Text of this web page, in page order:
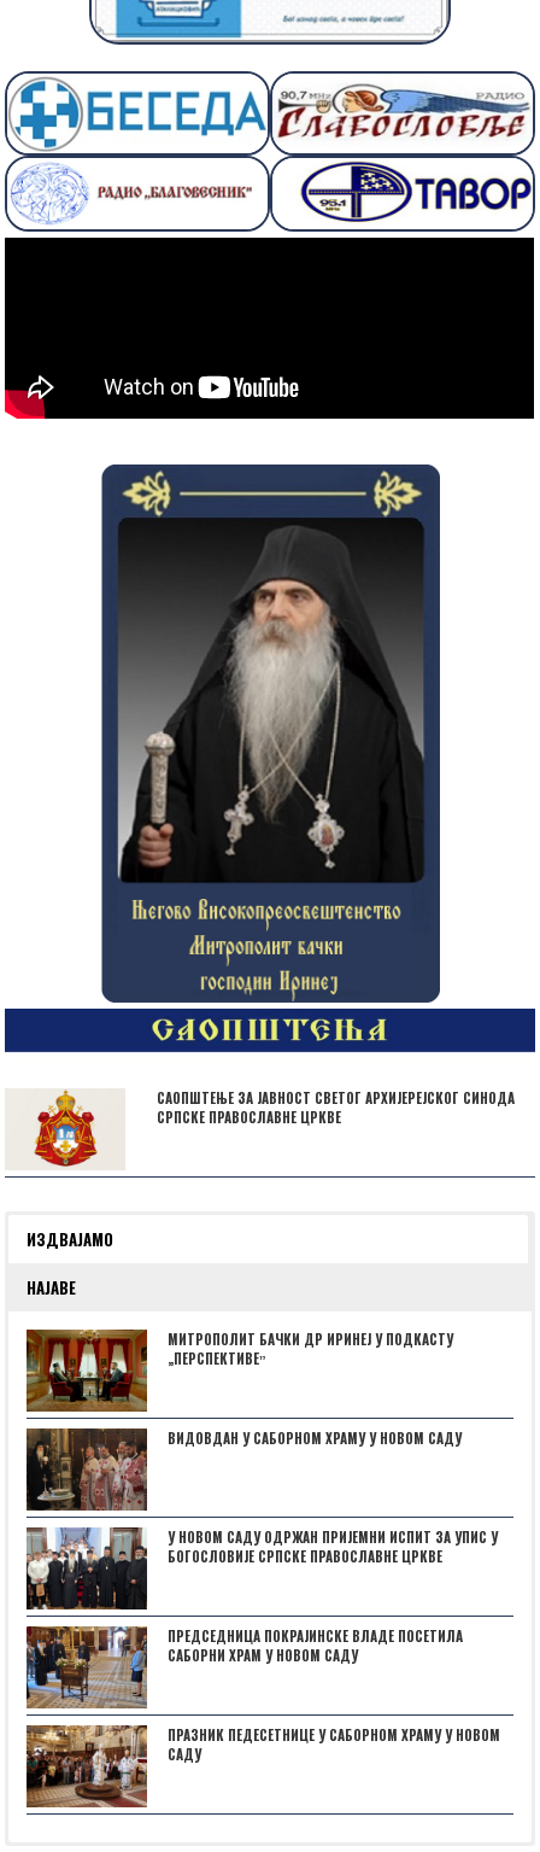
САОПШТЕЊЕ ЗА ЈАВНОСТ СВЕТОГ АРХИЈЕРЕЈСКОГ СИНОДА
СРПСКЕ ПРАВОСЛАВНЕ ЦРКВЕ
ИЗДВАЈАМО
НАЈАВЕ
МИТРОПОЛИТ БАЧКИ ДР ИРИНЕЈ У ПОДКАСТУ
„ПЕРСПЕКТИВЕˮ
ВИДОВДАН У САБОРНОМ ХРАМУ У НОВОМ САДУ
У НОВОМ САДУ ОДРЖАН ПРИЈЕМНИ ИСПИТ ЗА УПИС У
БОГОСЛОВИЈЕ СРПСКЕ ПРАВОСЛАВНЕ ЦРКВЕ
ПРЕДСЕДНИЦА ПОКРАЈИНСКЕ ВЛАДЕ ПОСЕТИЛА
САБОРНИ ХРАМ У НОВОМ САДУ
ПРАЗНИК ПЕДЕСЕТНИЦЕ У САБОРНОМ ХРАМУ У НОВОМ
САДУ